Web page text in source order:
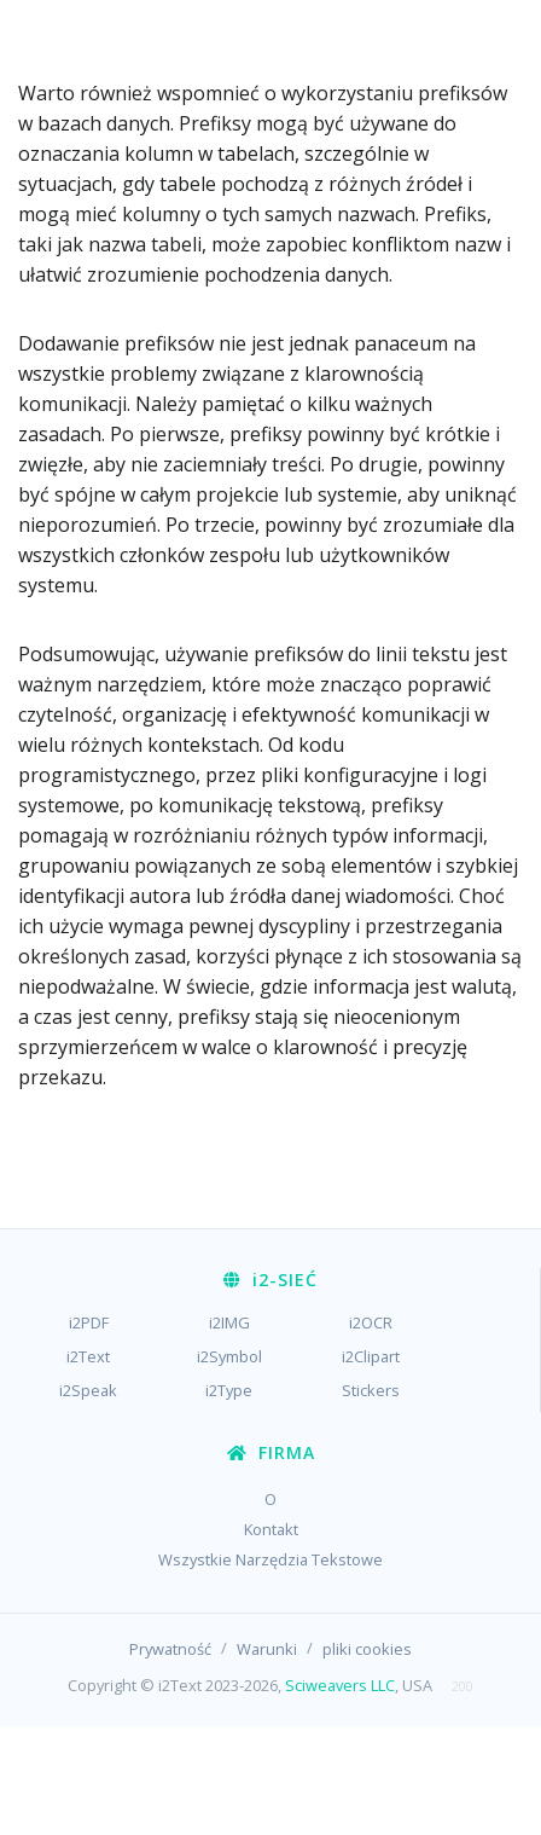
Warto również wspomnieć o wykorzystaniu prefiksów
w bazach danych. Prefiksy mogą być używane do
oznaczania kolumn w tabelach, szczególnie w
sytuacjach, gdy tabele pochodzą z różnych źródeł i
mogą mieć kolumny o tych samych nazwach. Prefiks,
taki jak nazwa tabeli, może zapobiec konfliktom nazw i
ułatwić zrozumienie pochodzenia danych.
Dodawanie prefiksów nie jest jednak panaceum na
wszystkie problemy związane z klarownością
komunikacji. Należy pamiętać o kilku ważnych
zasadach. Po pierwsze, prefiksy powinny być krótkie i
zwięzłe, aby nie zaciemniały treści. Po drugie, powinny
być spójne w całym projekcie lub systemie, aby uniknąć
nieporozumień. Po trzecie, powinny być zrozumiałe dla
wszystkich członków zespołu lub użytkowników
systemu.
Podsumowując, używanie prefiksów do linii tekstu jest
ważnym narzędziem, które może znacząco poprawić
czytelność, organizację i efektywność komunikacji w
wielu różnych kontekstach. Od kodu
programistycznego, przez pliki konfiguracyjne i logi
systemowe, po komunikację tekstową, prefiksy
pomagają w rozróżnianiu różnych typów informacji,
grupowaniu powiązanych ze sobą elementów i szybkiej
identyfikacji autora lub źródła danej wiadomości. Choć
ich użycie wymaga pewnej dyscypliny i przestrzegania
określonych zasad, korzyści płynące z ich stosowania są
niepodważalne. W świecie, gdzie informacja jest walutą,
a czas jest cenny, prefiksy stają się nieocenionym
sprzymierzeńcem w walce o klarowność i precyzję
przekazu.
i2-SIEĆ
i2PDF i2IMG
i2OCR
i2Text
i2Symbol
i2Clipart
i2Speak
i2Type Stickers
FIRMA
O
Kontakt
Wszystkie Narzędzia Tekstowe
Prywatność / Warunki / pliki cookies
Copyright © i2Text 2023-2026, Sciweavers LLC , USA 200